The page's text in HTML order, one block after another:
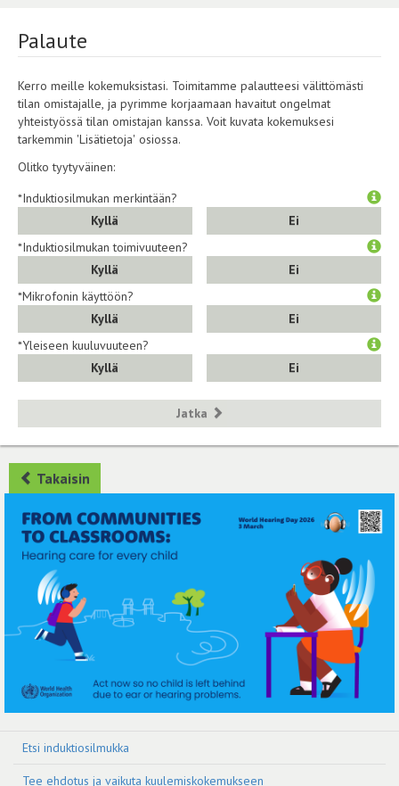
Palaute
Kerro meille kokemuksistasi. Toimitamme palautteesi välittömästi
tilan omistajalle, ja pyrimme korjaamaan havaitut ongelmat
yhteistyössä tilan omistajan kanssa. Voit kuvata kokemuksesi
tarkemmin 'Lisätietoja' osiossa.
Olitko tyytyväinen:
*Induktiosilmukan merkintään?
Kyllä
Ei
*Induktiosilmukan toimivuuteen?
Kyllä
Ei
*Mikrofonin käyttöön?
Kyllä
Ei
*Yleiseen kuuluvuuteen?
Kyllä
Ei
Jatka
Takaisin
Etsi induktiosilmukka
Tee ehdotus ja vaikuta kuulemiskokemukseen